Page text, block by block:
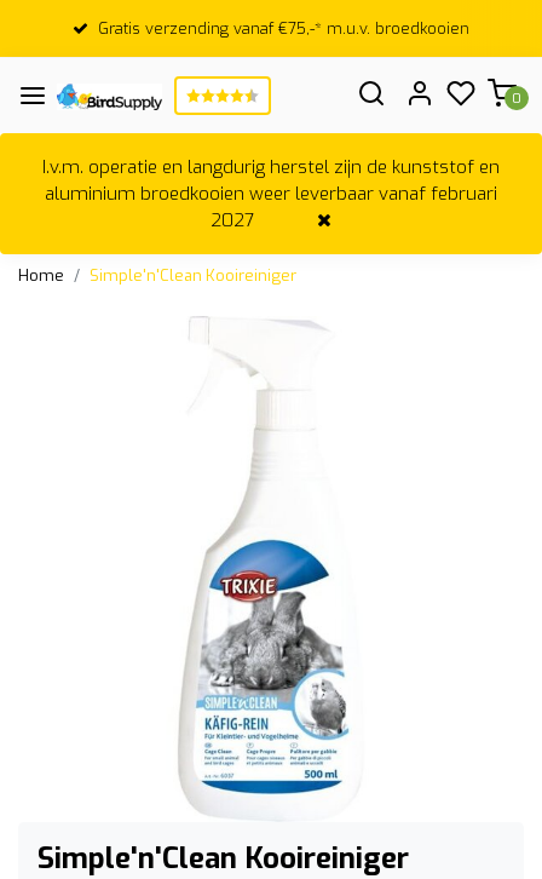
Gratis verzending vanaf €75,-* m.u.v. broedkooien
0
I.v.m. operatie en langdurig herstel zijn de kunststof en
aluminium broedkooien weer leverbaar vanaf februari
2027
Home Simple'n'Clean Kooireiniger
Simple'n'Clean Kooireiniger